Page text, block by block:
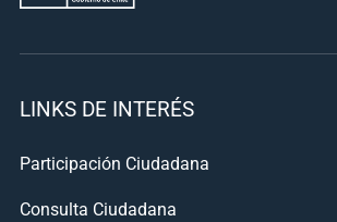
LINKS DE INTERÉS
Participación Ciudadana
Consulta Ciudadana